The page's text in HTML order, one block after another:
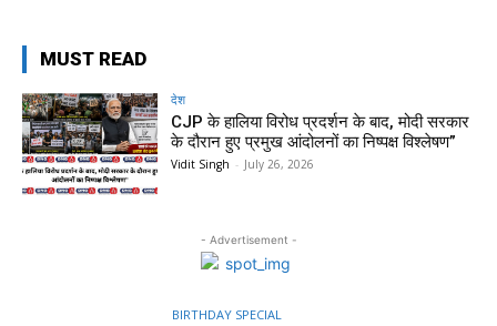
MUST READ
देश
CJP के हालिया विरोध प्रदर्शन के बाद, मोदी सरकार
के दौरान हुए प्रमुख आंदोलनों का निष्पक्ष विश्लेषण”
Vidit Singh - July 26, 2026
- Advertisement -
BIRTHDAY SPECIAL